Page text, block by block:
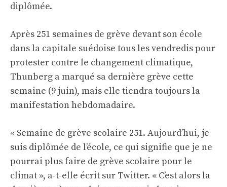
diplômée.
Après 251 semaines de grève devant son école
dans la capitale suédoise tous les vendredis pour
protester contre le changement climatique,
Thunberg a marqué sa dernière grève cette
semaine (9 juin), mais elle tiendra toujours la
manifestation hebdomadaire.
« Semaine de grève scolaire 251. Aujourd’hui, je
suis diplômée de l’école, ce qui signifie que je ne
pourrai plus faire de grève scolaire pour le
climat », a-t-elle écrit sur Twitter. « C’est alors la